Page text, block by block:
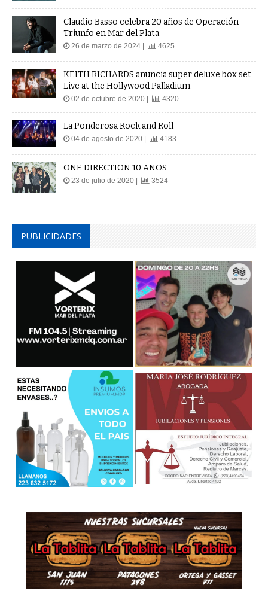
Claudio Basso celebra 20 años de Operación
Triunfo en Mar del Plata
26 de marzo de 2024 | 4625
KEITH RICHARDS anuncia super deluxe box set
Live at the Hollywood Palladium
02 de octubre de 2020 | 4320
La Ponderosa Rock and Roll
04 de agosto de 2020 | 4183
ONE DIRECTION 10 AÑOS
23 de julio de 2020 | 3524
PUBLICIDADES